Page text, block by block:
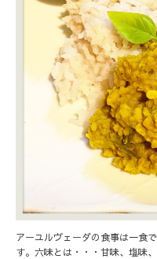
アーユルヴェーダの食事は一食
す。六味とは・・・甘味、塩味